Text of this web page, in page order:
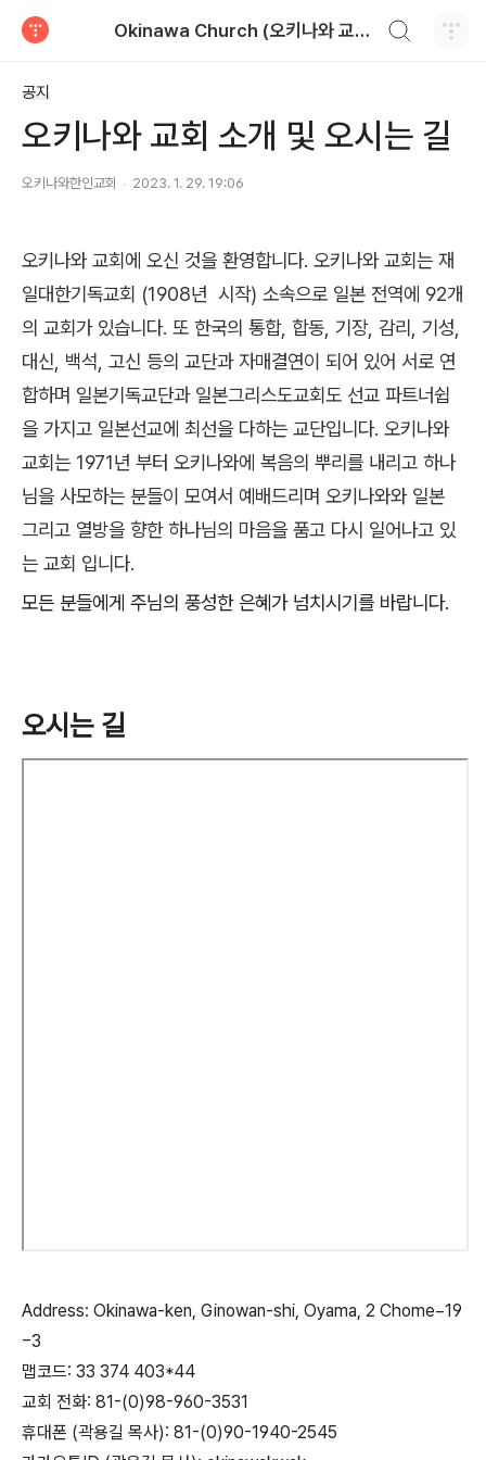
Okinawa Church (오키나와 교회)
공지
오키나와 교회 소개 및 오시는 길
오키나와한인교회 2023. 1. 29. 19:06
오키나와 교회에 오신 것을 환영합니다. 오키나와 교회는 재
일대한기독교회 (1908년 시작) 소속으로 일본 전역에 92개
의 교회가 있습니다. 또 한국의 통합, 합동, 기장, 감리, 기성,
대신, 백석, 고신 등의 교단과 자매결연이 되어 있어 서로 연
합하며 일본기독교단과 일본그리스도교회도 선교 파트너쉽
을 가지고 일본선교에 최선을 다하는 교단입니다. 오키나와
교회는 1971년 부터 오키나와에 복음의 뿌리를 내리고 하나
님을 사모하는 분들이 모여서 예배드리며 오키나와와 일본
그리고 열방을 향한 하나님의 마음을 품고 다시 일어나고 있
는 교회 입니다.
모든 분들에게 주님의 풍성한 은혜가 넘치시기를 바랍니다.
오시는 길
Address: Okinawa-ken, Ginowan-shi, Oyama, 2 Chome−19
−3
맵코드: 33 374 403*44
교회 전화: 81-(0)98-960-3531
휴대폰 (곽용길 목사): 81-(0)90-1940-2545